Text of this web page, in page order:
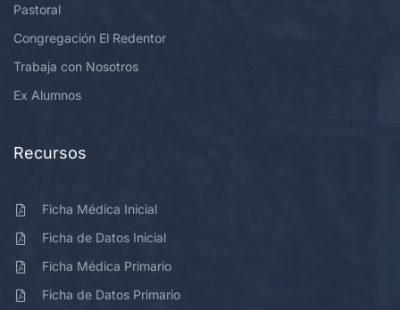
Pastoral
Congregación El Redentor
Trabaja con Nosotros
Ex Alumnos
Recursos
Ficha Médica Inicial
Ficha de Datos Inicial
Ficha Médica Primario
Ficha de Datos Primario